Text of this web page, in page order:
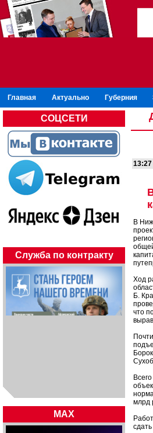
Главная Актуально Губерния
СОЦСЕТИ
Служба по контракту
MAX
13:27
В
Ход
Б.
что
млрд